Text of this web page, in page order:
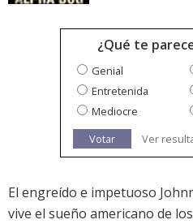
¿Qué te
Genial
Entretenida
Mediocre
Votar
Ver
El engreído e impetuoso
vive el sueño americano de